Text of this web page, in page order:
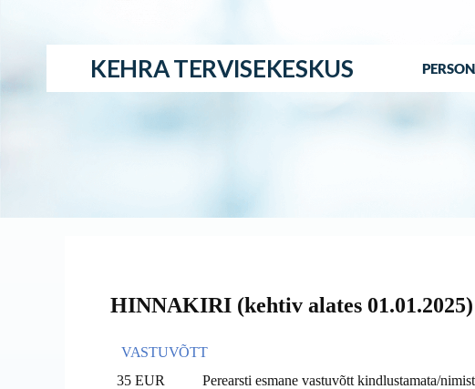
KEHRA TERVISEKESKUS
HINNAKIRI (kehtiv alates 01.01.2025)
VASTUVÕTT
35 EUR
Perearsti esmane vastuvõtt kindlustamata/